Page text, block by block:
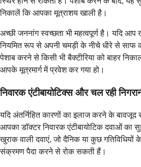
निकालें कि आपका मूत्राशय खाली है।
अच्छी जननांग स्वच्छता भी महत्वपूर्ण है। यदि आप
नियमित रूप से अपनी चमड़ी के नीचे धीरे से साफ
पेशाब करने से किसी भी बैक्टीरिया को बाहर
आपके मूत्रमार्ग में प्रवेश कर गया हो।
निवारक एंटीबायोटिक्स और चल रही
यदि अंतर्निहित कारणों का इलाज करने के बावजूद
आपका डॉक्टर निवारक एंटीबायोटिक दवाओं
खुराक वाली दवाएं, जो दैनिक या कुछ गतिविधियों
संक्रमण पैदा करने से रोक सकती हैं।